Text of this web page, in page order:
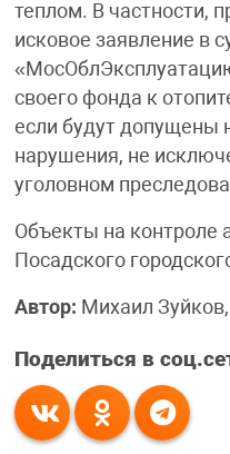
теплом. В частности,
исковое заявление в
своего фонда к
если будут допущены
нарушения, не
уголовном
Объекты на контроле
Посадского
Автор: Михаил
Поделиться в